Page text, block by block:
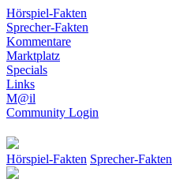
Hörspiel-Fakten
Sprecher-Fakten
Kommentare
Marktplatz
Specials
Links
M@il
Community Login
Hörspiel-Fakten Sprecher-Fakten